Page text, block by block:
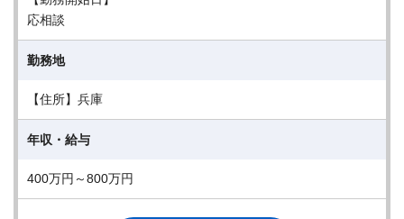
応相談
勤務地
【住所】兵庫
年収・給与
400万円～800万円